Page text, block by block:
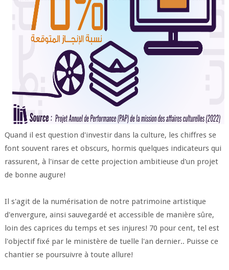
Quand il est question d'investir dans la culture, les chiffres se
font souvent rares et obscurs, hormis quelques indicateurs qui
rassurent, à l'insar de cette projection ambitieuse d'un projet
de bonne augure!
Il s'agit de la numérisation de notre patrimoine artistique
d'envergure, ainsi sauvegardé et accessible de manière sûre,
loin des caprices du temps et ses injures! 70 pour cent, tel est
l'objectif fixé par le ministère de tuelle l'an dernier.. Puisse ce
chantier se poursuivre à toute allure!